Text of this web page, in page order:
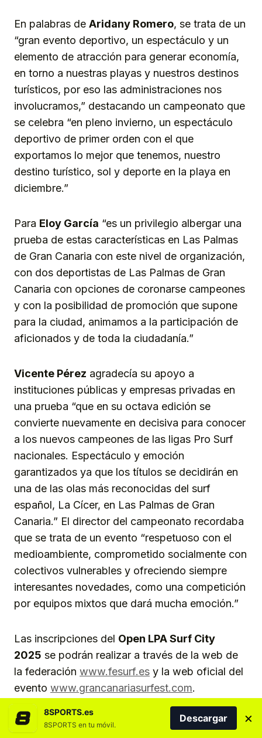
En palabras de Aridany Romero, se trata de un
“gran evento deportivo, un espectáculo y un
elemento de atracción para generar economía,
en torno a nuestras playas y nuestros destinos
turísticos, por eso las administraciones nos
involucramos,” destacando un campeonato que
se celebra “en pleno invierno, un espectáculo
deportivo de primer orden con el que
exportamos lo mejor que tenemos, nuestro
destino turístico, sol y deporte en la playa en
diciembre.”
Para Eloy García “es un privilegio albergar una
prueba de estas características en Las Palmas
de Gran Canaria con este nivel de organización,
con dos deportistas de Las Palmas de Gran
Canaria con opciones de coronarse campeones
y con la posibilidad de promoción que supone
para la ciudad, animamos a la participación de
aficionados y de toda la ciudadanía.”
Vicente Pérez agradecía su apoyo a
instituciones públicas y empresas privadas en
una prueba “que en su octava edición se
convierte nuevamente en decisiva para conocer
a los nuevos campeones de las ligas Pro Surf
nacionales. Espectáculo y emoción
garantizados ya que los títulos se decidirán en
una de las olas más reconocidas del surf
español, La Cícer, en Las Palmas de Gran
Canaria.” El director del campeonato recordaba
que se trata de un evento “respetuoso con el
medioambiente, comprometido socialmente con
colectivos vulnerables y ofreciendo siempre
interesantes novedades, como una competición
por equipos mixtos que dará mucha emoción.”
Las inscripciones del Open LPA Surf City
2025 se podrán realizar a través de la web de
la federación www.fesurf.es y la web oficial del
evento www.grancanariasurfest.com.
Gran Canaria y su capital se consolidan
8SPORTS.es
8SPORTS en tu móvil.
Descargar ×